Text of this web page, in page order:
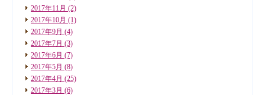
2017年11月 (2)
2017年10月 (1)
2017年9月 (4)
2017年7月 (3)
2017年6月 (7)
2017年5月 (8)
2017年4月 (25)
2017年3月 (6)